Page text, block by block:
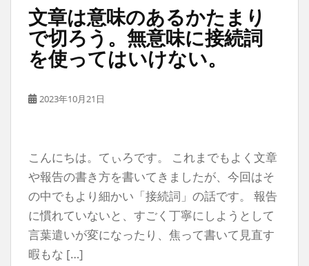
文章は意味のあるかたまり
で切ろう。無意味に接続詞
を使ってはいけない。
2023年10月21日
こんにちは。てぃろです。 これまでもよく文章
や報告の書き方を書いてきましたが、今回はそ
の中でもより細かい「接続詞」の話です。 報告
に慣れていないと、すごく丁寧にしようとして
言葉遣いが変になったり、焦って書いて見直す
暇もな […]